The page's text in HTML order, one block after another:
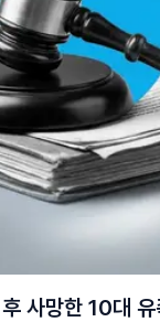
사망한 10대